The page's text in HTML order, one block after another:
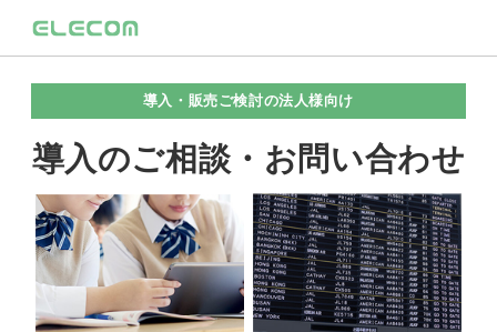
導入・販売ご検討の法人様向け
導入のご相談・お問い合わせ